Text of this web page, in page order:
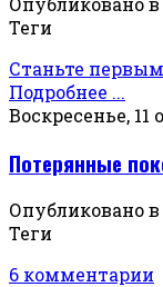
Теги
Станьте
Подробнее ...
Воскресенье, 11
Потерянные
Опубликовано в
Теги
6 комментарии